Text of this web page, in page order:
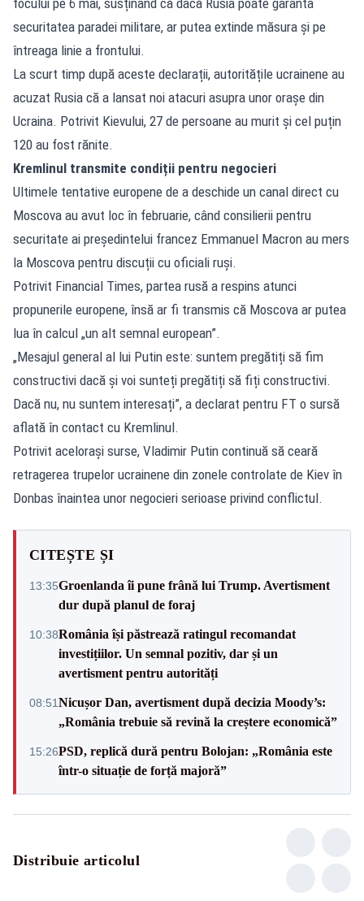
securitatea paradei militare, ar putea extinde măsura și pe
întreaga linie a frontului.
La scurt timp după aceste declarații, autoritățile ucrainene au
acuzat Rusia că a lansat noi atacuri asupra unor orașe din
Ucraina. Potrivit Kievului, 27 de persoane au murit și cel puțin
120 au fost rănite.
Kremlinul transmite condiții pentru negocieri
Ultimele tentative europene de a deschide un canal direct cu
Moscova au avut loc în februarie, când consilierii pentru
securitate ai președintelui francez Emmanuel Macron au mers
la Moscova pentru discuții cu oficiali ruși.
Potrivit Financial Times, partea rusă a respins atunci
propunerile europene, însă ar fi transmis că Moscova ar putea
lua în calcul „un alt semnal european”.
„Mesajul general al lui Putin este: suntem pregătiți să fim
constructivi dacă și voi sunteți pregătiți să fiți constructivi.
Dacă nu, nu suntem interesați”, a declarat pentru FT o sursă
aflată în contact cu Kremlinul.
Potrivit acelorași surse, Vladimir Putin continuă să ceară
retragerea trupelor ucrainene din zonele controlate de Kiev în
Donbas înaintea unor negocieri serioase privind conflictul.
CITEȘTE ȘI
13:35Groenlanda îi pune frână lui Trump. Avertisment
dur după planul de foraj
10:38România își păstrează ratingul recomandat
investițiilor. Un semnal pozitiv, dar și un
avertisment pentru autorități
08:51Nicușor Dan, avertisment după decizia Moody’s:
„România trebuie să revină la creștere economică”
15:26PSD, replică dură pentru Bolojan: „România este
într-o situație de forță majoră”
Distribuie articolul